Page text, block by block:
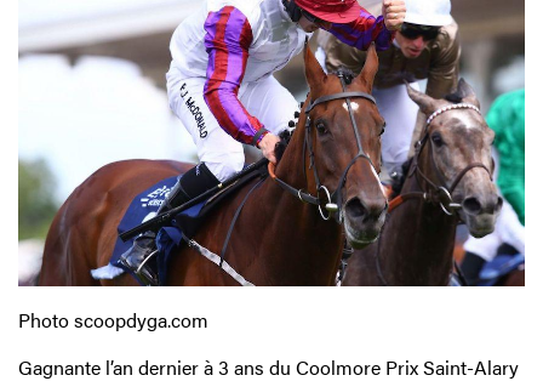
Photo scoopdyga.com
Gagnante l’an dernier à 3 ans du Coolmore Prix Saint-Alary